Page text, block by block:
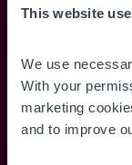
This website
We use
With your
marketing
and to improve
Accédez à
des visites,
plus encore.